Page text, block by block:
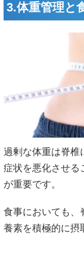
3.体重管理と
過剰な体重は脊椎
症状を悪化させる
が重要です。
食事においても、
養素を積極的に摂